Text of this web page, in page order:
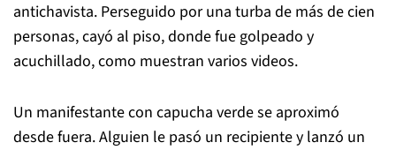
antichavista. Perseguido por una turba de más de cien
personas, cayó al piso, donde fue golpeado y
acuchillado, como muestran varios videos.
Un manifestante con capucha verde se aproximó
desde fuera. Alguien le pasó un recipiente y lanzó un